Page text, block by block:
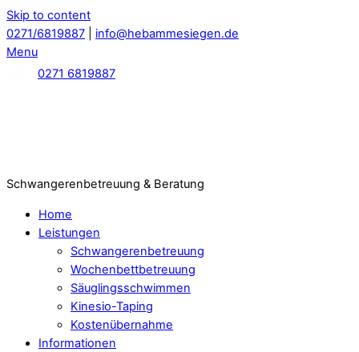
Skip to content
0271/6819887
info@hebammesiegen.de
Menu
0271 6819887
Schwangerenbetreuung & Beratung
Home
Leistungen
Schwangerenbetreuung
Wochenbettbetreuung
Säuglingsschwimmen
Kinesio-Taping
Kostenübernahme
Informationen